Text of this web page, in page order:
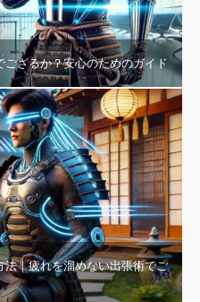
ざるか？安心のためのガイド
｜疲れを溜めない出張術でご